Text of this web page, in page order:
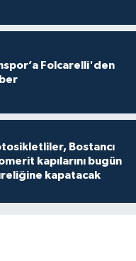
Folcarelli'den
Bostancı
kapılarını bugün
kapatacak